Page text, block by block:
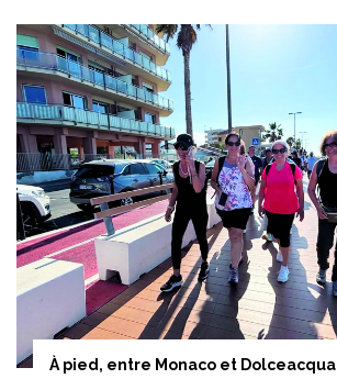
À pied, entre Monaco et Dolceacqua